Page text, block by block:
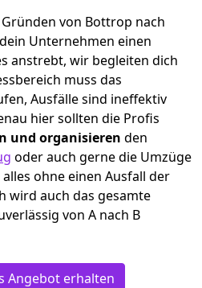
von Bottrop nach
Unternehmen einen
anstrebt, wir begleiten dich
muss das
Ausfälle sind ineffektiv
hier sollten die Profis
und organisieren den
oder auch gerne die Umzüge
alles ohne einen Ausfall der
wird auch das gesamte
von A nach B
Angebot erhalten